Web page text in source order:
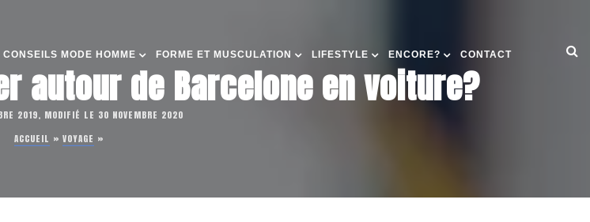
CONSEILS MODE HOMME FORME ET MUSCULATION LIFESTYLE ENCORE? CONTACT
autour de Barcelone en voiture?
2019, MODIFIÉ LE 30 NOVEMBRE 2020
ACCUEIL » VOYAGE »